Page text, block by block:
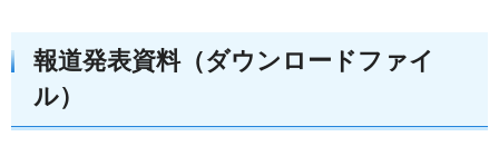
報道発表資料（ダウンロードファイ
ル）